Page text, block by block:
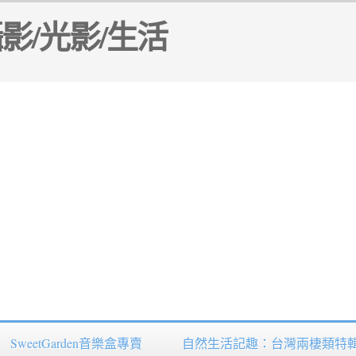
SweetGarden音樂盒專賣 自然生活記趣：台灣兩棲類特